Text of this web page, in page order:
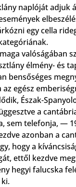
naplóját adjuk
egy cella
valóságában
élmény- és
bensőséges
egész
Észak-
a
sem telefonja, —
azonban a
hogy a
ettől kezdve
hegyi falucska